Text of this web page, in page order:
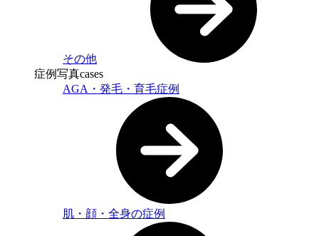
その他
症例写真cases
AGA・発毛・育毛症例
肌・顔・全身の症例